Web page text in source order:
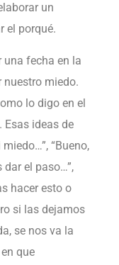
un
el porqué.
una fecha en la
miedo.
lo digo en el
Esas ideas de
“Bueno,
dar el paso…”,
hacer esto o
si las dejamos
se nos va la
que